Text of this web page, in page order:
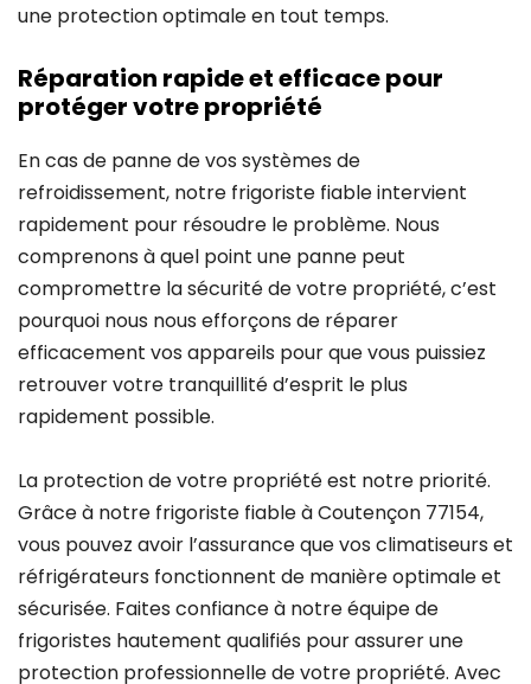
une protection optimale en tout temps.
Réparation rapide et efficace pour
protéger votre propriété
En cas de panne de vos systèmes de
refroidissement, notre frigoriste fiable intervient
rapidement pour résoudre le problème. Nous
comprenons à quel point une panne peut
compromettre la sécurité de votre propriété, c’est
pourquoi nous nous efforçons de réparer
efficacement vos appareils pour que vous puissiez
retrouver votre tranquillité d’esprit le plus
rapidement possible.
La protection de votre propriété est notre priorité.
Grâce à notre frigoriste fiable à Coutençon 77154,
vous pouvez avoir l’assurance que vos climatiseurs et
réfrigérateurs fonctionnent de manière optimale et
sécurisée. Faites confiance à notre équipe de
frigoristes hautement qualifiés pour assurer une
protection professionnelle de votre propriété. Avec